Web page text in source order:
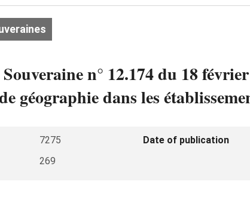
n° 12.174 du 18
géographie dans les
7275 Date of publication
269